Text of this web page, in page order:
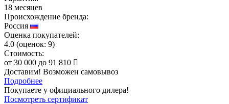
18 месяцев
Происхождение бренда:
Россия
Оценка покупателей:
4.0 (оценок: 9)
Стоимость:
от 30 000 до 91 810
Доставим! Возможен самовывоз
Подробнее
Покупаете у официального дилера!
Посмотреть сертификат